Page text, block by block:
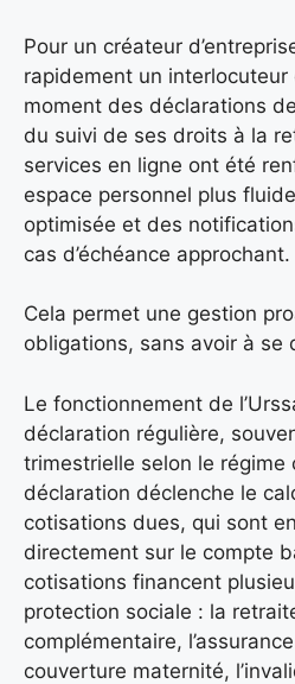
Pour un créateur
rapidement un
moment des déclarations
du suivi de ses droits à la
services en ligne ont été
espace personnel plus
optimisée et des
cas d’échéance approchant.
Cela permet une gestion
obligations, sans avoir à se
Le fonctionnement de
déclaration régulière,
trimestrielle selon le régime
déclaration déclenche le
cotisations dues, qui sont
directement sur le compte
cotisations financent
protection sociale : la
complémentaire,
couverture maternité,